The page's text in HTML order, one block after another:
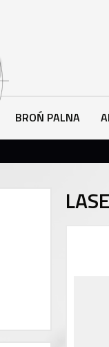
BROŃ PALNA